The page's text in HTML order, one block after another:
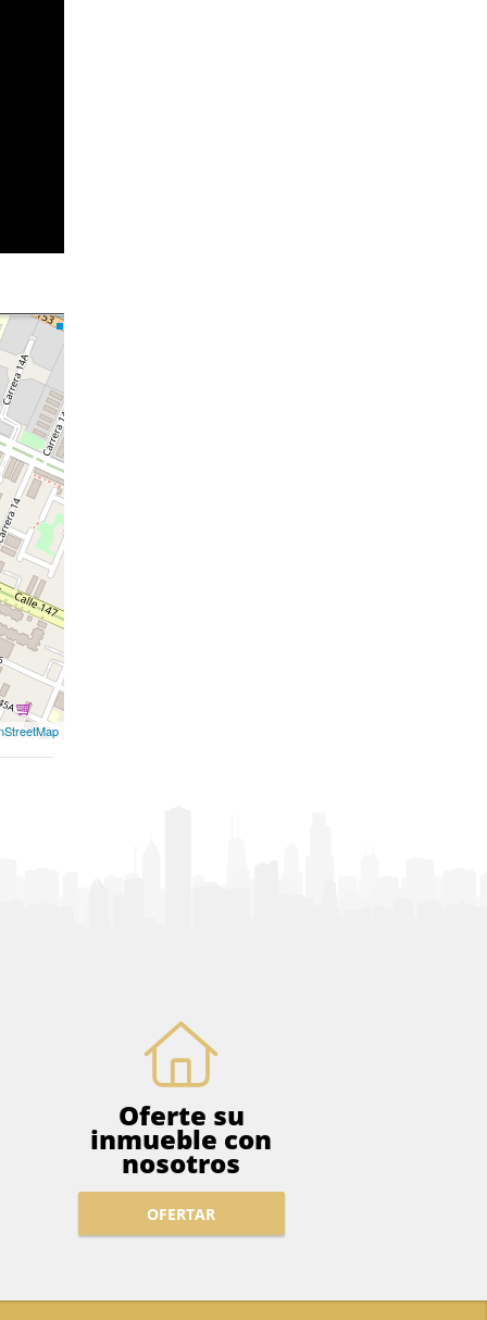
Oferte su
inmueble con
nosotros
OFERTAR